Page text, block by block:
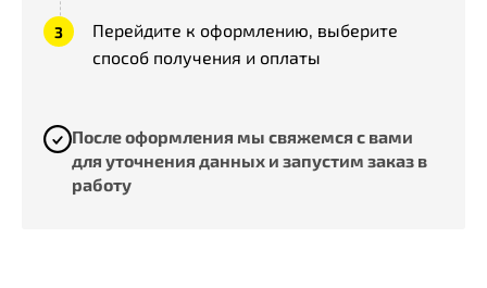
Перейдите к оформлению, выберите
способ получения и оплаты
После оформления мы свяжемся с вами
для уточнения данных и запустим заказ в
работу